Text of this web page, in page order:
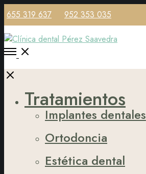
655 319 637 952 353 035
Open
Close
Tratamientos
Implantes dentales
Ortodoncia
Estética dental